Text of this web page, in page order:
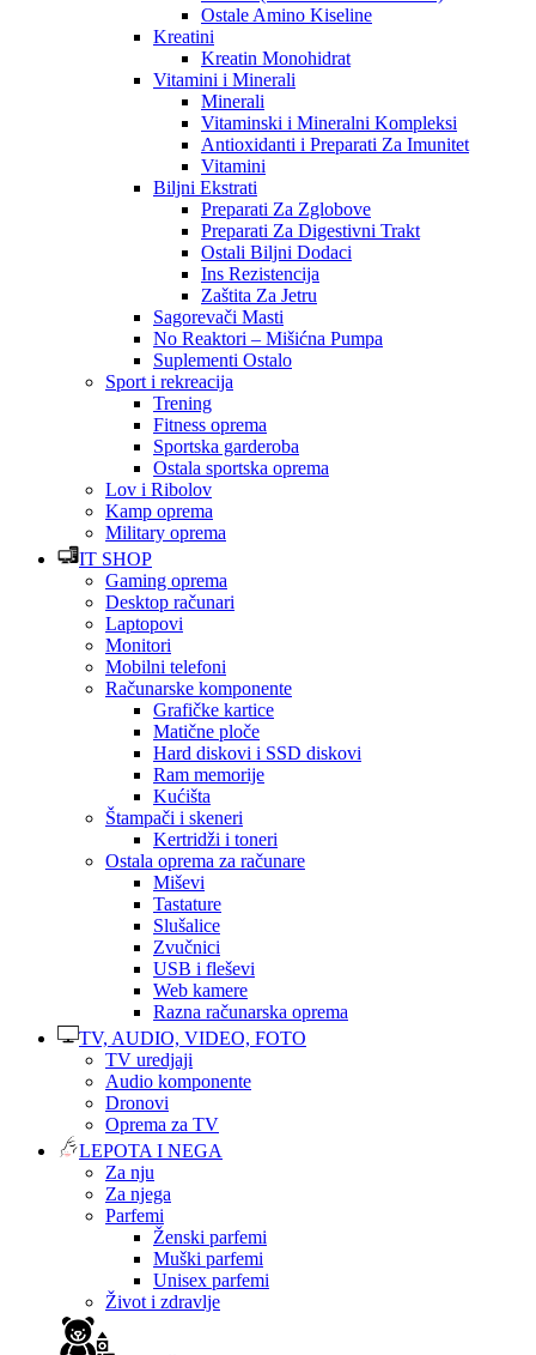
Ostale Amino Kiseline
Kreatini
Kreatin Monohidrat
Vitamini i Minerali
Minerali
Vitaminski i Mineralni Kompleksi
Antioxidanti i Preparati Za Imunitet
Vitamini
Biljni Ekstrati
Preparati Za Zglobove
Preparati Za Digestivni Trakt
Ostali Biljni Dodaci
Ins Rezistencija
Zaštita Za Jetru
Sagorevači Masti
No Reaktori – Mišićna Pumpa
Suplementi Ostalo
Sport i rekreacija
Trening
Fitness oprema
Sportska garderoba
Ostala sportska oprema
Lov i Ribolov
Kamp oprema
Military oprema
IT SHOP
Gaming oprema
Desktop računari
Laptopovi
Monitori
Mobilni telefoni
Računarske komponente
Grafičke kartice
Matične ploče
Hard diskovi i SSD diskovi
Ram memorije
Kućišta
Štampači i skeneri
Kertridži i toneri
Ostala oprema za računare
Miševi
Tastature
Slušalice
Zvučnici
USB i fleševi
Web kamere
Razna računarska oprema
TV, AUDIO, VIDEO, FOTO
TV uredjaji
Audio komponente
Dronovi
Oprema za TV
LEPOTA I NEGA
Za nju
Za njega
Parfemi
Ženski parfemi
Muški parfemi
Unisex parfemi
Život i zdravlje